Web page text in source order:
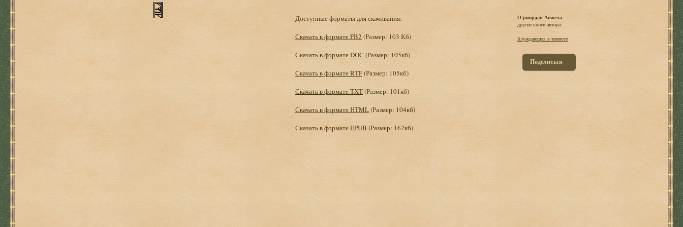
Доступные форматы для скачивания:
Скачать в формате FB2 (Размер: 103 Кб)
Скачать в формате DOC (Размер: 105кб)
Скачать в формате RTF(Размер: 105кб)
Скачать в формате TXT(Размер: 101кб)
Скачать в формате HTML(Размер: 104кб)
Скачать в формате EPUB (Размер: 162кб)
О'риордан Анжела
другие книги автора:
Блуждающая в темноте
Поделиться